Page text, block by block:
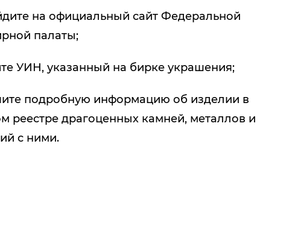
на официальный сайт Федеральной
палаты;
УИН, указанный на бирке украшения;
подробную информацию об изделии в
реестре драгоценных камней, металлов и
с ними.